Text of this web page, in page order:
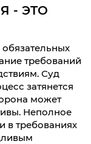
- ЭТО
требований
Суд
затянется
может
Неполное
в требованиях